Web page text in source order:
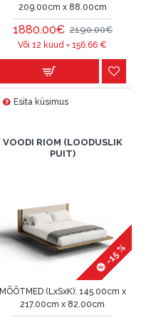
209.00cm x 88.00cm
1880.00€ 2190.00€
Või 12 kuud =156.66 €
Esita küsimus
VOODI RIOM (LOODUSLIK
PUIT)
-15 %
MÕÕTMED (LxSxK): 145.00cm x
217.00cm x 82.00cm